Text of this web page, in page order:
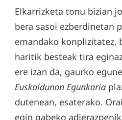
Elkarrizketa tonu bizian
bera sasoi ezberdinetan
emandako konplizitatez,
haritik besteak tira
ere izan da, gaurko
Euskaldunon Egunkaria
dutenean, esaterako.
egin gabeko